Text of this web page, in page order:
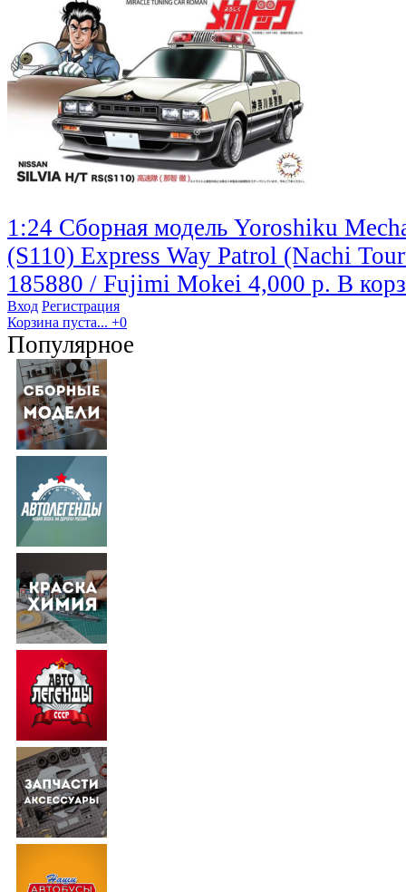
1:24 Сборная модель Yoroshiku
(S110) Express Way Patrol (Nachi
185880 / Fujimi Mokei 4,000 р. В
Вход Регистрация
Корзина пуста... +0
Популярное